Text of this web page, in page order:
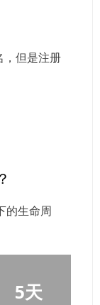
，但是注册
的生命周
5天